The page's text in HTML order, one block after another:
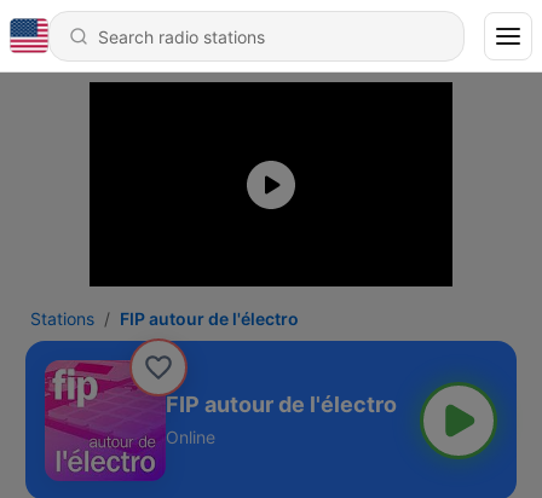
Stations FIP autour de l'électro
FIP autour de l'électro
Online